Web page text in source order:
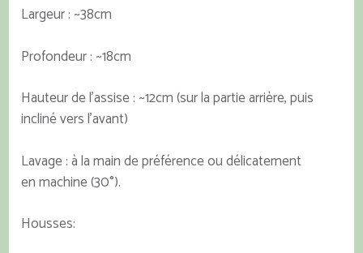
Largeur : ~38cm
Profondeur : ~18cm
Hauteur de l’assise : ~12cm (sur la partie arrière, puis
incliné vers l’avant)
Lavage : à la main de préférence ou délicatement
en machine (30°).
Housses: